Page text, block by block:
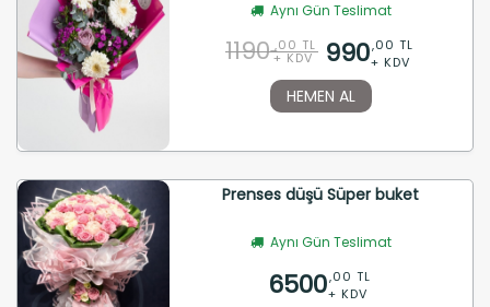
Aynı Gün Teslimat
1190 ,00 TL
+ KDV 990,00 TL
+ KDV
HEMEN AL
Prenses düşü Süper buket
Aynı Gün Teslimat
6500,00 TL
+ KDV